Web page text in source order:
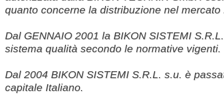
quanto concerne la distribuzione nel mercato
Dal GENNAIO 2001 la BIKON SISTEMI
sistema qualità secondo le normative vigenti.
Dal 2004 BIKON SISTEMI S.R.L. s.u. è
capitale Italiano.